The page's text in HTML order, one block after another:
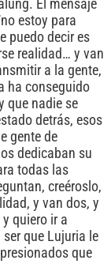
El mensaje
estoy para
puedo decir es
realidad… y van
a la gente,
ha conseguido
que nadie se
detrás, esos
gente de
dedicaban su
todas las
creéroslo,
y van dos, y
quiero ir a
que Lujuria le
que